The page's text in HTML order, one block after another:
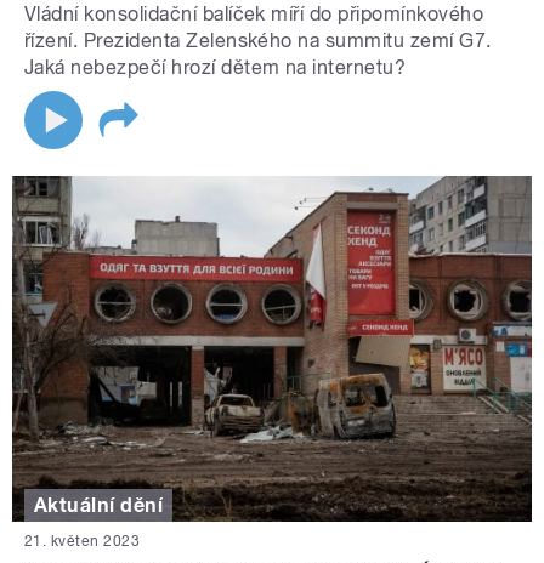
Vládní konsolidační balíček míří do připomínkového
řízení. Prezidenta Zelenského na summitu zemí G7.
Jaká nebezpečí hrozí dětem na internetu?
Aktuální dění
21. květen 2023